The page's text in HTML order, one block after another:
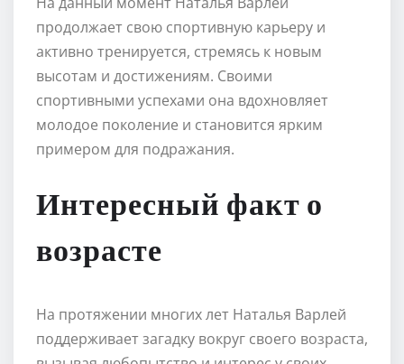
продолжает свою спортивную карьеру и
активно тренируется, стремясь к новым
высотам и достижениям. Своими
спортивными успехами она вдохновляет
молодое поколение и становится ярким
примером для подражания.
Интересный факт о
возрасте
На протяжении многих лет Наталья Варлей
поддерживает загадку вокруг своего возраста,